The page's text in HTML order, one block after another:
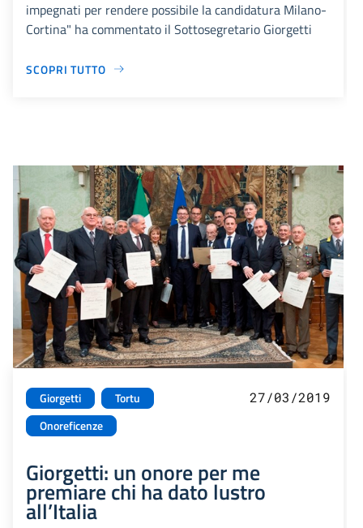
impegnati per rendere possibile la candidatura Milano-
Cortina" ha commentato il Sottosegretario Giorgetti
SCOPRI TUTTO
Giorgetti
Tortu
Onoreficenze
27/03/2019
Giorgetti: un onore per me
premiare chi ha dato lustro
all’Italia